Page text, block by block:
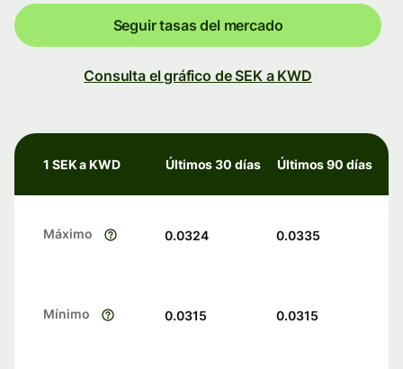
Seguir tasas del mercado
Consulta el gráfico de SEK a KWD
1 SEK a KWD Últimos 30 días Últimos 90 días
Máximo 0.0324 0.0335
Mínimo 0.0315 0.0315